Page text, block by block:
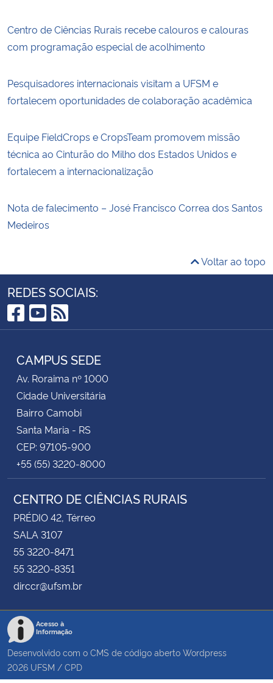
Centro de Ciências Rurais recebe calouros e calouras
com programação especial de acolhimento
Pesquisadores internacionais visitam a UFSM e
fortalecem oportunidades de colaboração acadêmica
Equipe FieldCrops e CropsTeam promovem missão
técnica ao Cinturão do Milho dos Estados Unidos e
fortalecem a internacionalização
Nota de falecimento – José Francisco Correa dos Santos
Medeiros
Voltar ao topo
REDES SOCIAIS:
Facebook
YouTube
RSS
CAMPUS SEDE
Av. Roraima nº 1000
Cidade Universitária
Bairro Camobi
Santa Maria - RS
CEP: 97105-900
+55 (55) 3220-8000
CENTRO DE CIÊNCIAS RURAIS
PRÉDIO 42, Térreo
SALA 3107
55 3220-8471
55 3220-8351
dirccr@ufsm.br
Acesso à
Informação
Desenvolvido com o CMS de código aberto Wordpress
2026 UFSM / CPD